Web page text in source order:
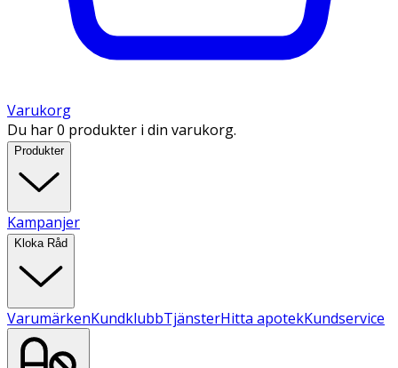
Varukorg
Du har 0 produkter i din varukorg.
Produkter
Kampanjer
Kloka Råd
VarumärkenKundklubbTjänsterHitta apotekKundservice